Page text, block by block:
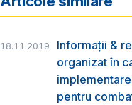
18.11.2019
Informații &
organizat în
pentru